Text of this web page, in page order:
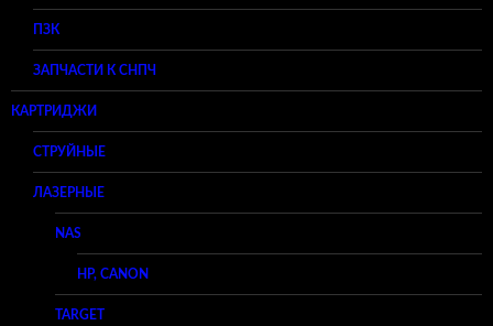
ПЗК
ЗАПЧАСТИ К СНПЧ
КАРТРИДЖИ
СТРУЙНЫЕ
ЛАЗЕРНЫЕ
NAS
HP, CANON
TARGET